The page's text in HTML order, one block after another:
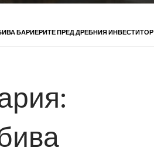
БАРИЕРИТЕ ПРЕД ДРЕБНИЯ ИНВЕСТИТОР